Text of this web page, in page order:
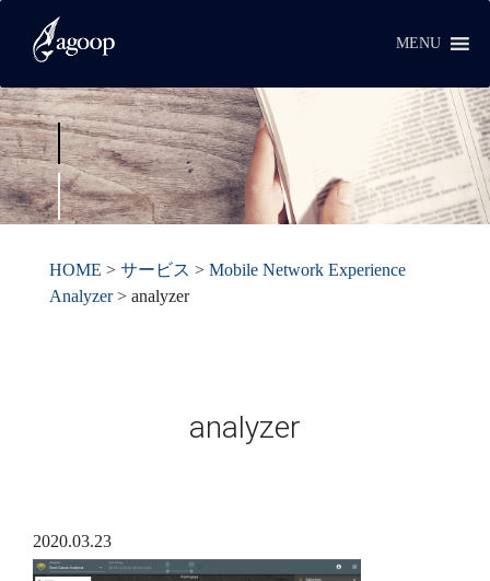
MENU
HOME > サービス > Mobile Network Experience
Analyzer> analyzer
analyzer
2020.03.23